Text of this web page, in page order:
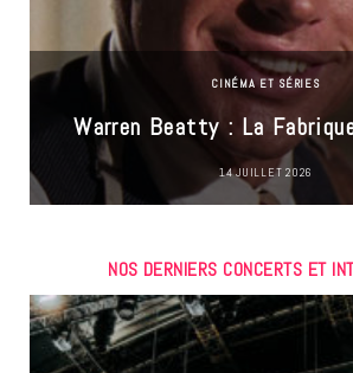
CINÉMA ET SÉRIES
Warren Beatty : La
14 JUILLET 2026
NOS DERNIERS CONCERTS ET